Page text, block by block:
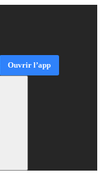
Ouvrir l’app